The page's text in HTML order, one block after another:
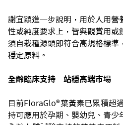
謝宜穎進一步說明，用於人用營
性或純度要求上，皆與觀賞用或
須自栽種源頭即符合高規格標準
穩定原料。
全齡臨床支持 站穩高端市場
目前FloraGlo®葉黃素已累積超
持可應用於孕期、嬰幼兒、青少